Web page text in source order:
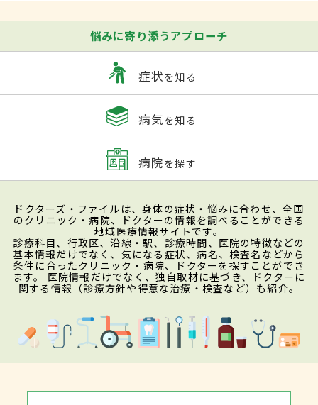
悩みに寄り添うアプローチ
症状を知る
病気を知る
病院を探す
ドクターズ・ファイルは、身体の症状・悩みに合わせ、全国
のクリニック・病院、ドクターの情報を調べることができる
地域医療情報サイトです。
診療科目、行政区、沿線・駅、診療時間、医院の特徴などの
基本情報だけでなく、気になる症状、病名、検査名などから
条件に合ったクリニック・病院、ドクターを探すことができ
ます。 医院情報だけでなく、独自取材に基づき、ドクターに
関する情報（診療方針や得意な治療・検査など）も紹介。